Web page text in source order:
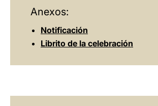
Anexos:
Notificación
Librito de la celebración